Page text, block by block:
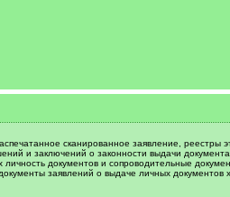
сканированное заявление, реестры
и заключений о законности выдачи
документов и сопроводительные
заявлений о выдаче личных документов